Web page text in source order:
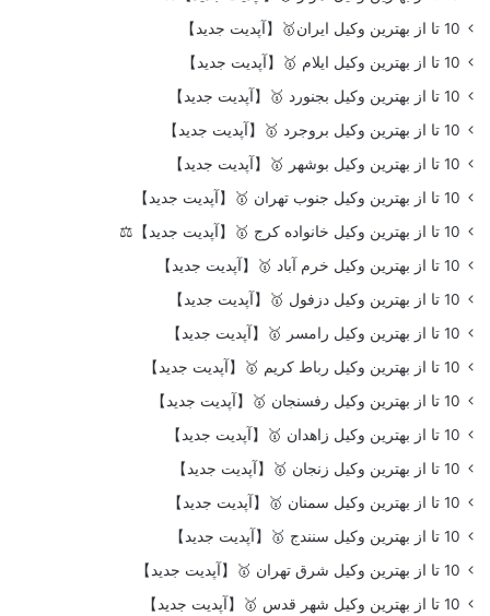
10 تا از بهترین وکیل ایران🥇【آپدیت جدید】
10 تا از بهترین وکیل ایلام 🥇【آپدیت جدید】
10 تا از بهترین وکیل بجنورد 🥇【آپدیت جدید】
10 تا از بهترین وکیل بروجرد 🥇【آپدیت جدید】
10 تا از بهترین وکیل بوشهر 🥇【آپدیت جدید】
10 تا از بهترین وکیل جنوب تهران 🥇【آپدیت جدید】
10 تا از بهترین وکیل خانواده کرج 🥇【آپدیت جدید】⚖️
10 تا از بهترین وکیل خرم آباد 🥇【آپدیت جدید】
10 تا از بهترین وکیل دزفول 🥇【آپدیت جدید】
10 تا از بهترین وکیل رامسر 🥇【آپدیت جدید】
10 تا از بهترین وکیل رباط کریم 🥇【آپدیت جدید】
10 تا از بهترین وکیل رفسنجان 🥇【آپدیت جدید】
10 تا از بهترین وکیل زاهدان 🥇【آپدیت جدید】
10 تا از بهترین وکیل زنجان 🥇【آپدیت جدید】
10 تا از بهترین وکیل سمنان 🥇【آپدیت جدید】
10 تا از بهترین وکیل سنندج 🥇【آپدیت جدید】
10 تا از بهترین وکیل شرق تهران 🥇【آپدیت جدید】
10 تا از بهترین وکیل شهر قدس 🥇【آپدیت جدید】